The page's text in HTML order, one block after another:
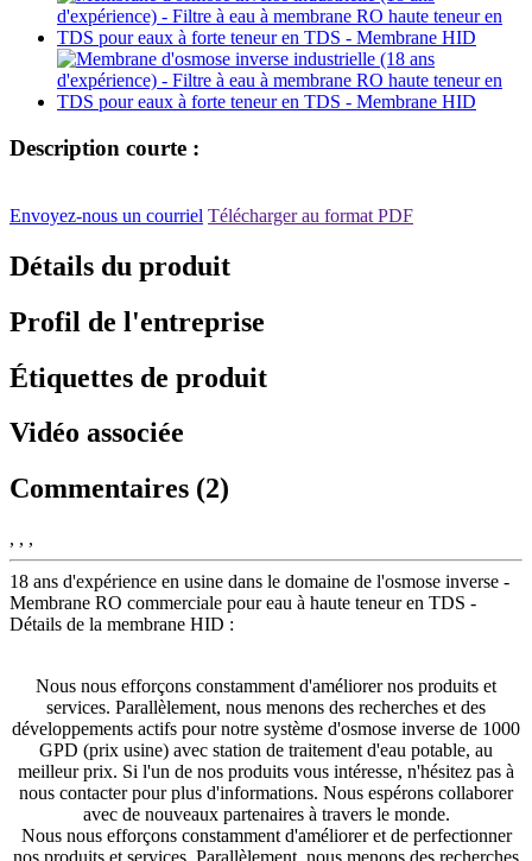
Description courte :
Envoyez-nous un courriel Télécharger au format PDF
Détails du produit
Profil de l'entreprise
Étiquettes de produit
Vidéo associée
Commentaires (2)
, , ,
18 ans d'expérience en usine dans le domaine de l'osmose inverse -
Membrane RO commerciale pour eau à haute teneur en TDS -
Détails de la membrane HID :
Nous nous efforçons constamment d'améliorer nos produits et
services. Parallèlement, nous menons des recherches et des
développements actifs pour notre système d'osmose inverse de 1000
GPD (prix usine) avec station de traitement d'eau potable, au
meilleur prix. Si l'un de nos produits vous intéresse, n'hésitez pas à
nous contacter pour plus d'informations. Nous espérons collaborer
avec de nouveaux partenaires à travers le monde.
Nous nous efforçons constamment d'améliorer et de perfectionner